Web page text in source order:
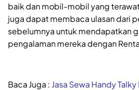
baik dan mobil-mobil yang
juga dapat membaca ulasan dari
sebelumnya untuk mendapatkan
pengalaman mereka dengan
Baca Juga : Jasa Sewa Handy